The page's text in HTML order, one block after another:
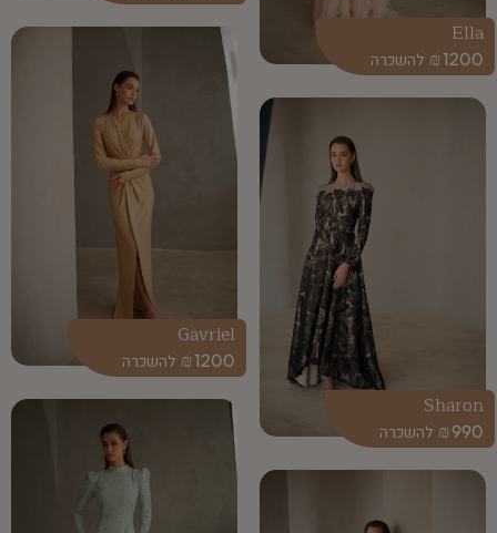
1200
₪
Ella
990
₪
Sharon
1200
₪
Gavriel